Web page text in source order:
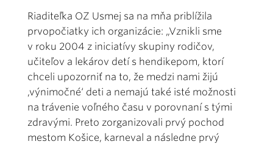
Riaditeľka OZ Usmej sa na mňa priblížila
prvopočiatky ich organizácie: „Vznikli sme
v roku 2004 z iniciatívy skupiny rodičov,
učiteľov a lekárov detí s hendikepom, ktorí
chceli upozorniť na to, že medzi nami žijú
,výnimočné‘ deti a nemajú také isté možnosti
na trávenie voľného času v porovnaní s tými
zdravými. Preto zorganizovali prvý pochod
mestom Košice, karneval a následne prvý